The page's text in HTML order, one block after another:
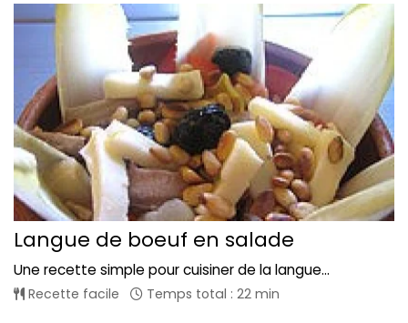
Langue de boeuf en salade
Une recette simple pour cuisiner de la langue...
Recette facile Temps total : 22 min